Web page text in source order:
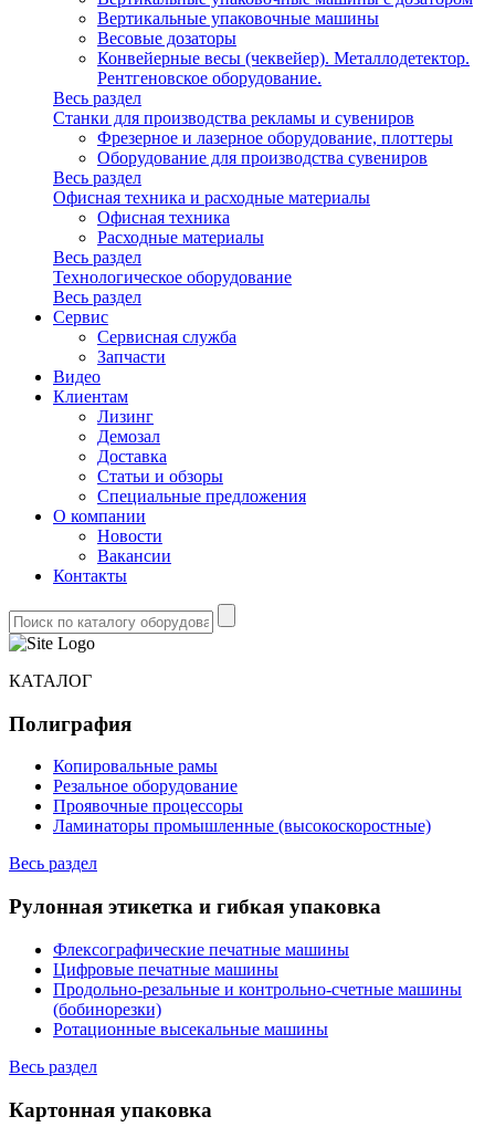
Вертикальные упаковочные машины
Весовые дозаторы
Конвейерные весы (чеквейер). Металлодетектор.
Рентгеновское оборудование.
Весь раздел
Станки для производства рекламы и сувениров
Фрезерное и лазерное оборудование, плоттеры
Оборудование для производства сувениров
Весь раздел
Офисная техника и расходные материалы
Офисная техника
Расходные материалы
Весь раздел
Технологическое оборудование
Весь раздел
Сервис
Сервисная служба
Запчасти
Видео
Клиентам
Лизинг
Демозал
Доставка
Статьи и обзоры
Специальные предложения
О компании
Новости
Вакансии
Контакты
КАТАЛОГ
Полиграфия
Копировальные рамы
Резальное оборудование
Проявочные процессоры
Ламинаторы промышленные (высокоскоростные)
Весь раздел
Рулонная этикетка и гибкая упаковка
Флексографические печатные машины
Цифровые печатные машины
Продольно-резальные и контрольно-счетные машины
(бобинорезки)
Ротационные высекальные машины
Весь раздел
Картонная упаковка